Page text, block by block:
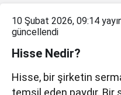
10 Şubat 2026, 09:14
güncellendi
Hisse Nedir?
Hisse, bir şirketin
temsil eden paydır.